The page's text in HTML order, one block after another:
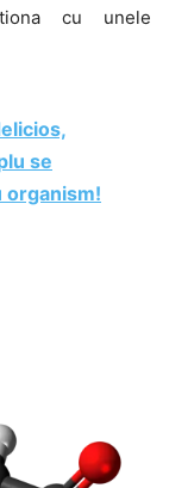
cu unele
se
organism!